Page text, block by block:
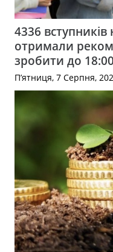
4336
отримали
зробити до
П’ятниця, 7 Серпня,